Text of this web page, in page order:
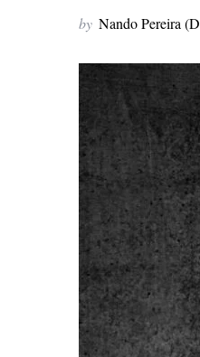
by Nando Pereira